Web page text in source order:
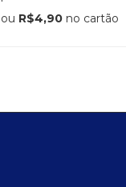
ou R$4,90no cartão